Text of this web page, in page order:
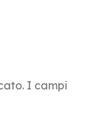
I campi